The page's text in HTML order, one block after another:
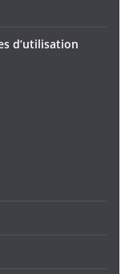
d’utilisation